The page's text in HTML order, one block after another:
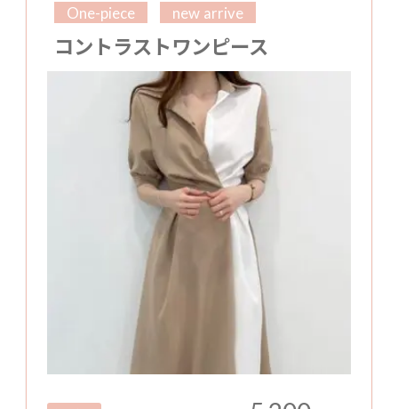
One-piece new arrive
コントラストワンピース